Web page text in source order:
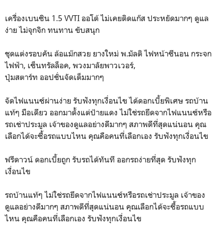
เครื่องเบนซิน 1.5 VVTI ออโต้ ไม่เคยติดแก๊ส ประหยัดมากๆ ดูแล
ง่าย ไม่จุกจิก ทนทาน ขับสนุก
ชุดแต่งรอบคัน ล้อแม๊กสวย ยางใหม่ พ.มัลติ ไฟหน้าซีนอน กระจก
ไฟฟ้า, เซ็นทรัลล็อค, พวงมาลัยพาวเวอร์,
ปุ่มสตาร์ท ออปชั่นจัดเต็มมากๆ
จัดไฟแนนซ์ผ่านง่าย รับฟังทุกเงื่อนไข ได้ดอกเบี้ยพิเศษ รถบ้าน
แท้ๆ มือเดียว ออกมาตั้งแต่ป้ายแดง ไม่ใช่รถยึดจากไฟแนนซ์หรือ
รถเช่าประมูล เจ้าของดูแลอย่างดีมากๆ สภาพดีที่สุดแน่นอน คุณ
เลือกได้จะซื้อรถแบบไหน คุณคือคนที่เลือกเอง รับฟังทุกเงื่อนไข
ฟรีดาวน์ ดอกเบี้ยถูก รับรถได้ทันที ออกรถง่ายที่สุด รับฟังทุก
เงื่อนไข
รถบ้านแท้ๆ ไม่ใช่รถยึดจากไฟแนนซ์หรือรถเช่าประมูล เจ้าของ
ดูแลอย่างดีมากๆ สภาพดีที่สุดแน่นอน คุณเลือกได้จะซื้อรถแบบ
ไหน คุณคือคนที่เลือกเอง รับฟังทุกเงื่อนไข